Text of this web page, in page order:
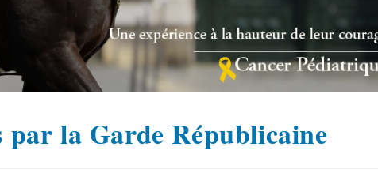
par la Garde Républicaine